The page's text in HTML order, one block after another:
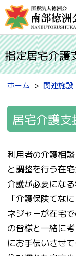
指定居宅介護
ホーム 関連施設
居宅介護支
利用者の介護相
と調整を行う在
介護が必要にな
「介護保険てな
ネジャーが在宅
の皆様と一緒に
にお手伝いさせ